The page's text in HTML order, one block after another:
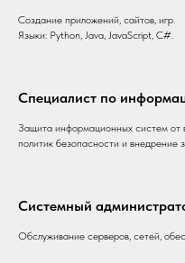
Создание приложений, сайтов, игр.
Языки: Python, Java, JavaScript, C#.
Специалист по
Защита информационных систем от
политик безопасности и внедрение
Системный
Обслуживание серверов, сетей,